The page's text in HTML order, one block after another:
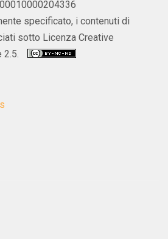
specificato, i contenuti di
sotto Licenza Creative
2.5.